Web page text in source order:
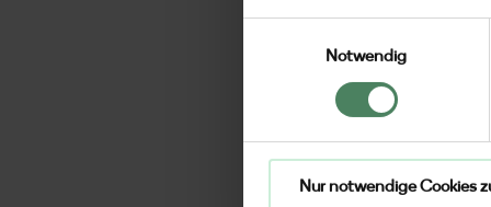
Notwendig
Nur notwendige Cookies